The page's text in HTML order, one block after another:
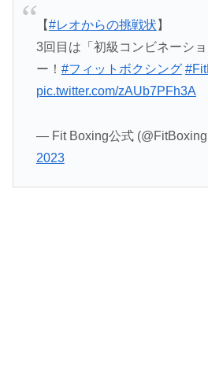
【#レオからの挑戦状 】
3回目は「初級コンビネーシ
ー！ #フィットボクシング
pic.twitter.com/zAUb7PFh3A
— Fit Boxing公式
2023